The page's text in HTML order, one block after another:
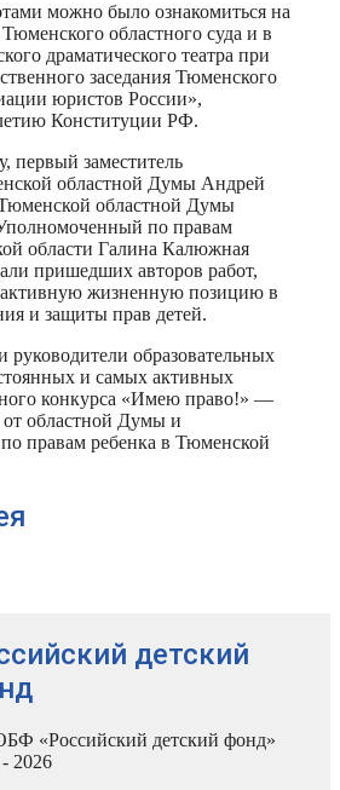
можно было ознакомиться на
областного суда и в
драматического театра при
заседания Тюменского
юристов России»,
Конституции РФ.
первый заместитель
областной Думы Андрей
областной Думы
по правам
области Галина Калюжная
пришедших авторов работ,
активную жизненную позицию в
и защиты прав детей.
образовательных
и самых активных
конкурса «Имею право!» —
областной Думы и
правам ребенка в Тюменской
детский
«Российский детский фонд»
2026